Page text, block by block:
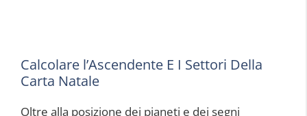
Calcolare l’Ascendente E I Settori Della
Carta Natale
Oltre alla posizione dei pianeti e dei segni